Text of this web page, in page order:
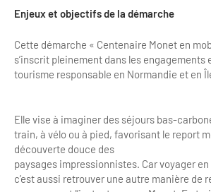
Bilan des actions de professionnalisation
Améliorer l’expérience de vos
Besoins et attentes des visiteurs
Partage d'expériences professionnelles
Labels, Certifications et Normes
Golfs
City Tours
Incentive et team building
Agences Réceptives et évènementielles
Guides et interprètes
Services, Wifi, cartes
Enjeux et objectifs de la démarche
Cette démarche « Centenaire Monet en
s’inscrit pleinement dans les engagements
tourisme responsable en Normandie et en
Elle vise à imaginer des séjours bas-
train, à vélo ou à pied, favorisant le report
découverte douce des
paysages impressionnistes. Car voyager
c’est aussi retrouver une autre manière de